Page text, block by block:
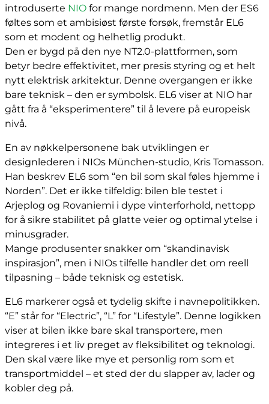
introduserte NIO for mange nordmenn. Men der ES6
føltes som et ambisiøst første forsøk, fremstår EL6
som et modent og helhetlig produkt.
Den er bygd på den nye NT2.0-plattformen, som
betyr bedre effektivitet, mer presis styring og et helt
nytt elektrisk arkitektur. Denne overgangen er ikke
bare teknisk – den er symbolsk. EL6 viser at NIO har
gått fra å “eksperimentere” til å levere på europeisk
nivå.
En av nøkkelpersonene bak utviklingen er
designlederen i NIOs München-studio, Kris Tomasson.
Han beskrev EL6 som “en bil som skal føles hjemme i
Norden”. Det er ikke tilfeldig: bilen ble testet i
Arjeplog og Rovaniemi i dype vinterforhold, nettopp
for å sikre stabilitet på glatte veier og optimal ytelse i
minusgrader.
Mange produsenter snakker om “skandinavisk
inspirasjon”, men i NIOs tilfelle handler det om reell
tilpasning – både teknisk og estetisk.
EL6 markerer også et tydelig skifte i navnepolitikken.
“E” står for “Electric”, “L” for “Lifestyle”. Denne logikken
viser at bilen ikke bare skal transportere, men
integreres i et liv preget av fleksibilitet og teknologi.
Den skal være like mye et personlig rom som et
transportmiddel – et sted der du slapper av, lader og
kobler deg på.